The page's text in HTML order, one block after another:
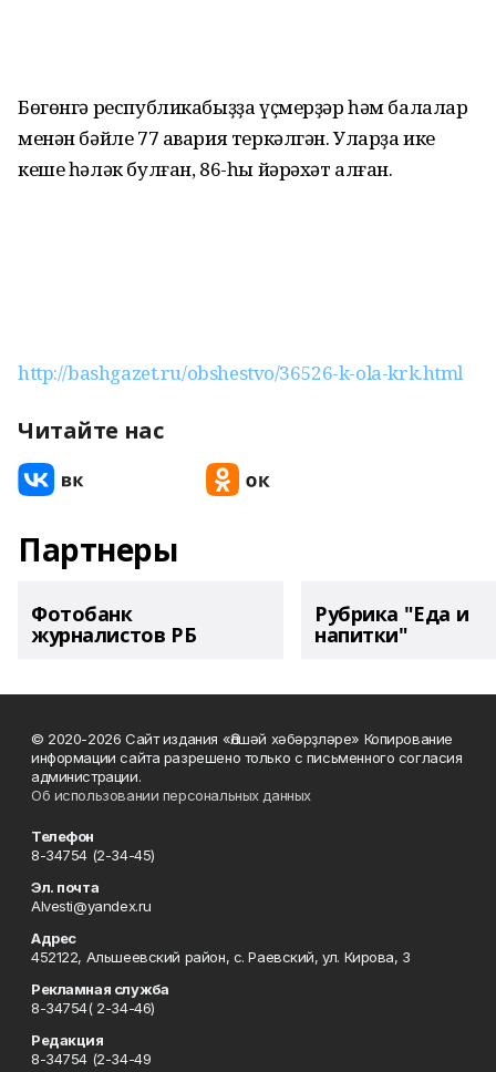
Бөгөнгә республикабыҙҙа үҫмерҙәр һәм балалар
менән бәйле 77 авария теркәлгән. Уларҙа ике
кеше һәләк булған, 86-һы йәрәхәт алған.
http://bashgazet.ru/obshestvo/36526-k-ola-krk.html
Читайте нас
Партнеры
Фотобанк
журналистов РБ
Рубрика "Еда и
напитки"
© 2020-2026 Сайт издания «Әлшәй хәбәрҙләре» Копирование
информации сайта разрешено только с письменного согласия
администрации.
Об использовании персональных данных
Телефон
8-34754 (2-34-45)
Эл. почта
Alvesti@yandex.ru
Адрес
452122, Альшеевский район, с. Раевский, ул. Кирова, 3
Рекламная служба
8-34754( 2-34-46)
Редакция
8-34754 (2-34-49